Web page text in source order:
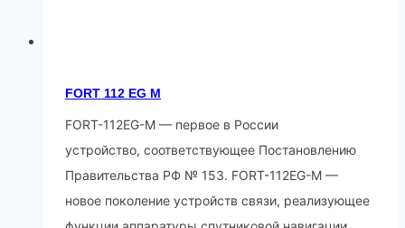
FORT 112 ЕG М
FORT-112EG-M — первое в России
устройство, соответствующее Постановлению
Правительства РФ № 153. FORT-112EG-M —
новое поколение устройств связи, реализующее